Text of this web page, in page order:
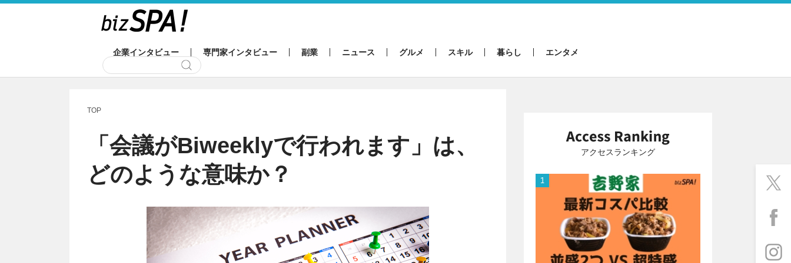
企業インタビュー 専門家インタビュー 副業 ニュース グルメ スキル 暮らし エンタメ
TOP
「会議がBiweeklyで行われます」は、
どのような意味か？
アクセスランキング